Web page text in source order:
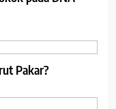
Pakar?